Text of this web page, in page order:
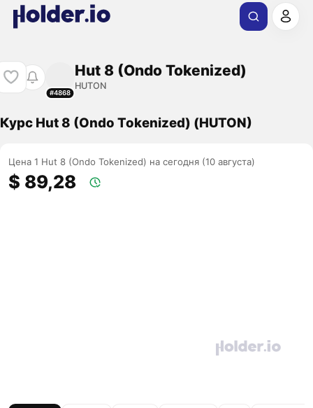
#4868
Hut 8 (Ondo Tokenized)
HUTON
Курс Hut 8 (Ondo Tokenized) (HUTON)
Цена 1 Hut 8 (Ondo Tokenized) на сегодня (10 августа)
$ 89,28